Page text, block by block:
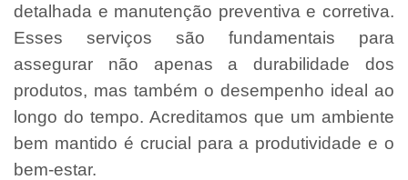
detalhada e manutenção preventiva e corretiva.
Esses serviços são fundamentais para
assegurar não apenas a durabilidade dos
produtos, mas também o desempenho ideal ao
longo do tempo. Acreditamos que um ambiente
bem mantido é crucial para a produtividade e o
bem-estar.